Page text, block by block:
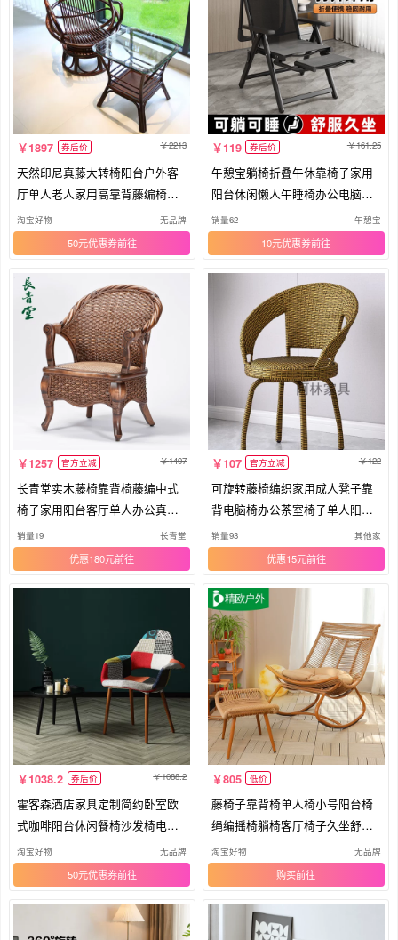
1897 券后价 2213
天然印尼真藤大转椅阳台户外客
厅单人老人家用高靠背藤编椅子
套件
淘宝好物 无品牌
50元优惠券
119 券后价 161.25
午憩宝躺椅折叠午休靠椅子家用
阳台休闲懒人午睡椅办公电脑椅
宿舍
销量62 午憩宝
10元优惠券
1257 官方立减 1497
长青堂实木藤椅靠背椅藤编中式
椅子家用阳台客厅单人办公真藤
圈椅
销量19 长青堂
优惠180元
107 官方立减 122
可旋转藤椅编织家用成人凳子靠
背电脑椅办公茶室椅子单人阳台
腾椅
销量93 其他家
优惠15元
1038.2 券后价 1088.2
霍客森酒店家具定制简约卧室欧
式咖啡阳台休闲餐椅沙发椅电脑
椅子
淘宝好物 无品牌
50元优惠券
805 低价
藤椅子靠背椅单人椅小号阳台椅
绳编摇椅躺椅客厅椅子久坐舒服
藤椅
淘宝好物 无品牌
购买